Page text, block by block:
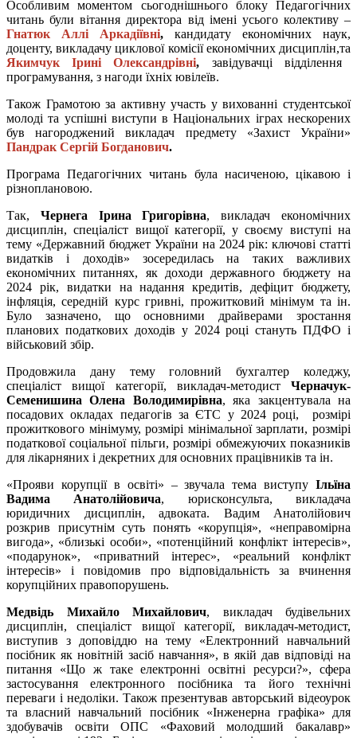
Особливим моментом сьогоднішнього блоку Педагогічних
читань були вітання директора від імені усього колективу –
Гнатюк Аллі Аркадіївні, кандидату економічних наук,
доценту, викладачу циклової комісії економічних дисциплін,та
Якимчук Ірині Олександрівні, завідувачці відділення
програмування, з нагоди їхніх ювілеїв.
Також Грамотою за активну участь у вихованні студентської
молоді та успішні виступи в Національних іграх нескорених
був нагороджений викладач предмету «Захист України»
Пандрак Сергій Богданович.
Програма Педагогічних читань була насиченою, цікавою і
різноплановою.
Так, Чернега Ірина Григорівна, викладач економічних
дисциплін, спеціаліст вищої категорії, у своєму виступі на
тему «Державний бюджет України на 2024 рік: ключові статті
видатків і доходів» зосередилась на таких важливих
економічних питаннях, як доходи державного бюджету на
2024 рік, видатки на надання кредитів, дефіцит бюджету,
інфляція, середній курс гривні, прожитковий мінімум та ін.
Було зазначено, що основними драйверами зростання
планових податкових доходів у 2024 році стануть ПДФО і
військовий збір.
Продовжила дану тему головний бухгалтер коледжу,
спеціаліст вищої категорії, викладач-методист Черначук-
Семенишина Олена Володимирівна, яка закцентувала на
посадових окладах педагогів за ЄТС у 2024 році, розмірі
прожиткового мінімуму, розмірі мінімальної зарплати, розмірі
податкової соціальної пільги, розмірі обмежуючих показників
для лікарняних і декретних для основних працівників та ін.
«Прояви корупції в освіті» – звучала тема виступу Ільїна
Вадима Анатолійовича, юрисконсульта, викладача
юридичних дисциплін, адвоката. Вадим Анатолійович
розкрив присутнім суть понять «корупція», «неправомірна
вигода», «близькі особи», «потенційний конфлікт інтересів»,
«подарунок», «приватний інтерес», «реальний конфлікт
інтересів» і повідомив про відповідальність за вчинення
корупційних правопорушень.
Медвідь Михайло Михайлович, викладач будівельних
дисциплін, спеціаліст вищої категорії, викладач-методист,
виступив з доповіддю на тему «Електронний навчальний
посібник як новітній засіб навчання», в якій дав відповіді на
питання «Що ж таке електронні освітні ресурси?», сфера
застосування електронного посібника та його технічні
переваги і недоліки. Також презентував авторський відеоурок
та власний навчальний посібник «Інженерна графіка» для
здобувачів освіти ОПС «Фаховий молодший бакалавр»